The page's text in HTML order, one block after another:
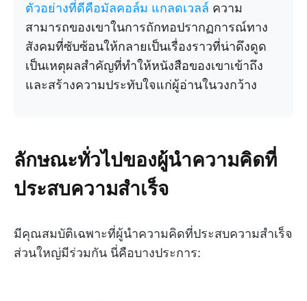
ตัวอย่างที่ดีคือมัลคอล์ม แกลดเวลล์ ความ
สามารถของเขาในการถักทอปรากฏการณ์ทาง
สังคมที่ซับซ้อนให้กลายเป็นเรื่องราวที่น่าดึงดูด
เป็นเหตุผลสำคัญที่ทำให้หนังสือของเขาเข้าถึง
และสร้างความประทับใจแก่ผู้อ่านในวงกว้าง
ลักษณะทั่วไปของผู้นำความคิดที่
ประสบความสำเร็จ
มีคุณสมบัติเฉพาะที่ผู้นำความคิดที่ประสบความสำเร็จ
ส่วนใหญ่มีร่วมกัน นี่คือบางประการ: